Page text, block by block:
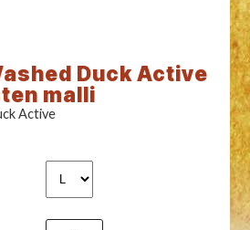
Duck Active
malli
Active